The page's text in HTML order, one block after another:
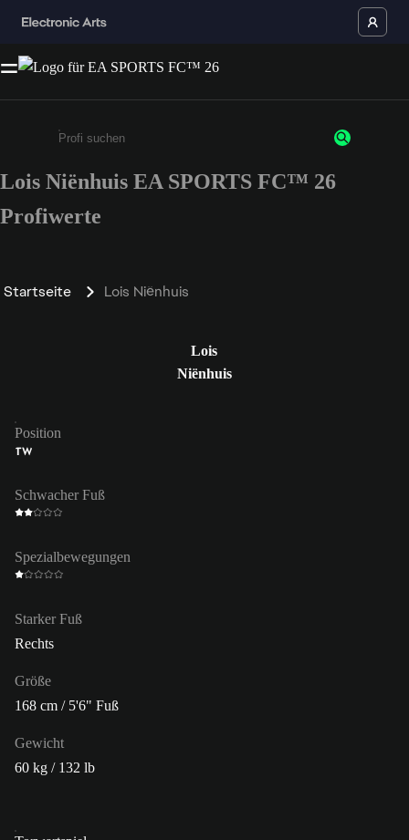
Gib mindestens 3 Zeichen oder Ziffern ein
Lois Niënhuis EA SPORTS FC™ 26
Profiwerte
Startseite Lois Niënhuis
Lois
Niënhuis
Position
TW
Schwacher Fuß
Spezialbewegungen
Starker Fuß
Rechts
Größe
168 cm / 5'6" Fuß
Gewicht
60 kg / 132 lb